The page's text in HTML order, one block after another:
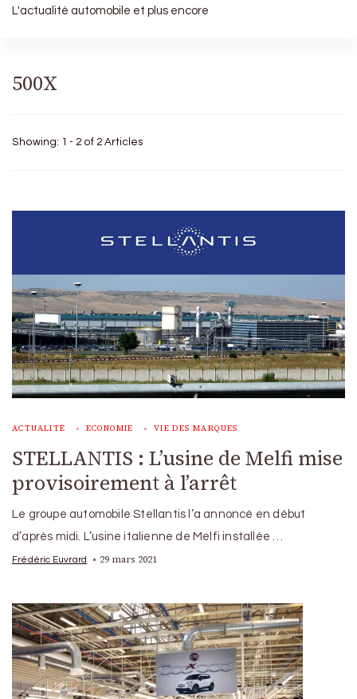
L'actualité automobile et plus encore
500X
Showing: 1 - 2 of 2 Articles
ACTUALITÉ ECONOMIE VIE DES MARQUES
STELLANTIS : L’usine de Melfi mise
provisoirement à l’arrêt
Le groupe automobile Stellantis l’a annoncé en début
d’après midi. L’usine italienne de Melfi installée …
Frédéric Euvrard 29 mars 2021